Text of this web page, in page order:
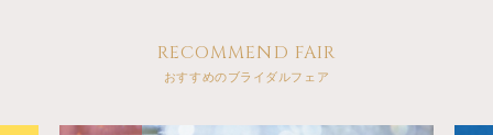
RECOMMEND FAIR
おすすめのブライダルフェア